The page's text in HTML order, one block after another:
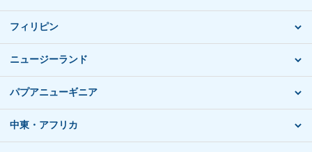
フィリピン
ニュージーランド
パプアニューギニア
中東・アフリカ